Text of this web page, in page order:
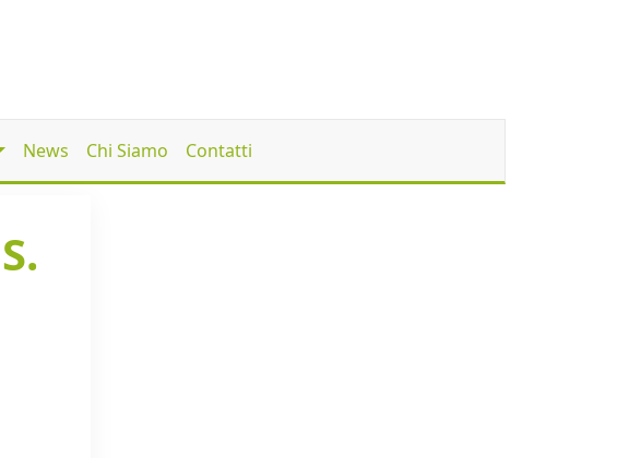
News Chi Siamo Contatti
S.